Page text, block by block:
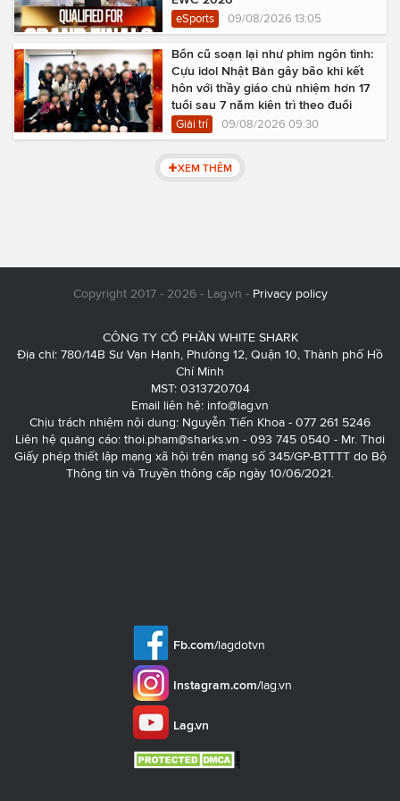
eSports 09/08/2026 13:05
Bổn cũ soạn lại như phim ngôn tình:
Cựu idol Nhật Bản gây bão khi kết
hôn với thầy giáo chủ nhiệm hơn 17
tuổi sau 7 năm kiên trì theo đuổi
Giải trí 09/08/2026 09:30
XEM THÊM
Copyright 2017 - 2026 - Lag.vn - Privacy policy
CÔNG TY CỔ PHẦN WHITE SHARK
Địa chỉ: 780/14B Sư Vạn Hạnh, Phường 12, Quận 10, Thành phố Hồ
Chí Minh
MST: 0313720704
Email liên hệ: info@lag.vn
Chịu trách nhiệm nội dung: Nguyễn Tiến Khoa - 077 261 5246
Liên hệ quảng cáo: thoi.pham@sharks.vn - 093 745 0540 - Mr. Thơi
Giấy phép thiết lập mạng xã hội trên mạng số 345/GP-BTTTT do Bộ
Thông tin và Truyền thông cấp ngày 10/06/2021.
Fb.com/lagdotvn
Instagram.com/lag.vn
Lag.vn